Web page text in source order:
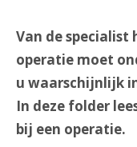
Van de specialist
operatie moet
u waarschijnlijk
In deze folder
bij een operatie.